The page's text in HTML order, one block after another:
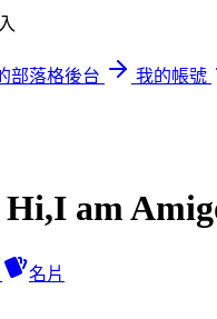
部落格後台
我的帳號
am
名片